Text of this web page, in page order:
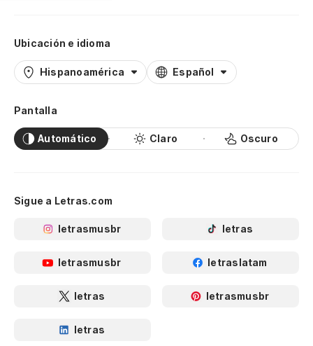
Ubicación e idioma
Hispanoamérica Español
Pantalla
Automático Claro Oscuro
Sigue a Letras.com
letrasmusbr letras
letrasmusbr letraslatam
letras letrasmusbr
letras